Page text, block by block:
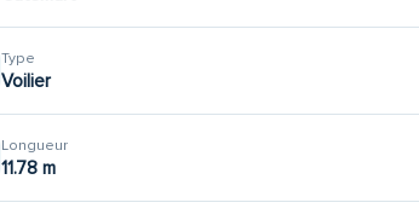
Type
Voilier
Longueur
11.78 m